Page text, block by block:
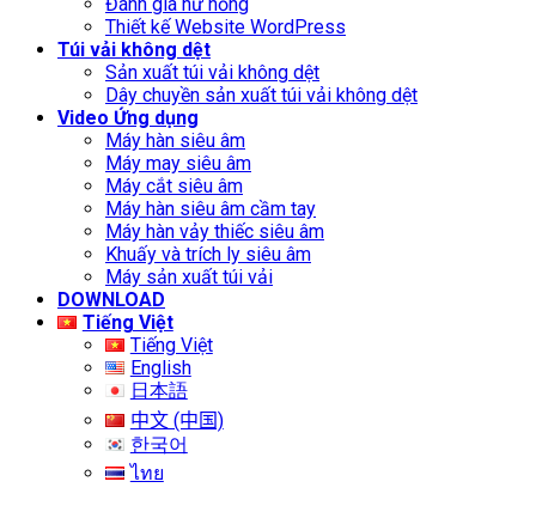
Thiết kế Website WordPress
Túi vải không dệt
Sản xuất túi vải không dệt
Dây chuyền sản xuất túi vải không dệt
Video Ứng dụng
Máy hàn siêu âm
Máy may siêu âm
Máy cắt siêu âm
Máy hàn siêu âm cầm tay
Máy hàn vảy thiếc siêu âm
Khuấy và trích ly siêu âm
Máy sản xuất túi vải
DOWNLOAD
Tiếng Việt
Tiếng Việt
English
日本語
中文 (中国)
한국어
ไทย